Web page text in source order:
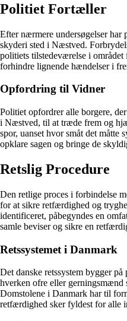
Politiet Fortæller
Efter nærmere undersøgelser
skyderi sted i Næstved.
politiets tilstedeværelse i
forhindre lignende hændelser i
Opfordring til Vidner
Politiet opfordrer alle borgere,
i Næstved, til at træde frem og
spor, uanset hvor småt det måtte
opklare sagen og bringe de
Retslig Procedure
Den retlige proces i forbindelse
for at sikre retfærdighed og
identificeret, påbegyndes en
samle beviser og sikre en
Retssystemet i Danmark
Det danske retssystem bygger
hverken ofre eller
Domstolene i Danmark har til
retfærdighed sker fyldest for alle